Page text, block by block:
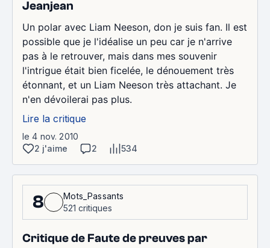
Jeanjean
Un polar avec Liam Neeson, don je suis fan. Il est
possible que je l'idéalise un peu car je n'arrive
pas à le retrouver, mais dans mes souvenir
l'intrigue était bien ficelée, le dénouement très
étonnant, et un Liam Neeson très attachant. Je
n'en dévoilerai pas plus.
Lire la critique
le 4 nov. 2010
2 j'aime
2 534
8
Mots_Passants
521 critiques
Critique de Faute de preuves par